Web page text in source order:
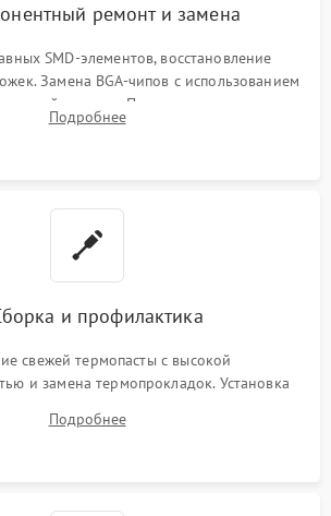
ремонт и замена
SMD-элементов, восстановление
Замена BGA-чипов с использованием
станции. Прошивка микросхемы
замена поврежденных портов USB
Подробнее
и профилактика
свежей термопасты с высокой
и замена термопрокладок. Установка
памяти и накопителей. Предварительная
Подробнее